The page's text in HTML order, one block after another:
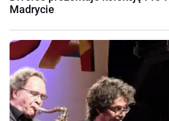
Madrycie